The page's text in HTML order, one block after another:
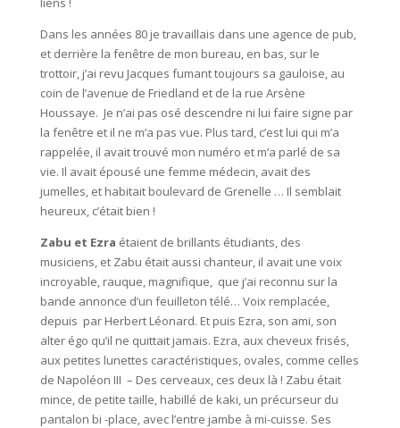
Dans les années 80 je travaillais dans une agence de pub,
et derrière la fenêtre de mon bureau, en bas, sur le
trottoir, j’ai revu Jacques fumant toujours sa gauloise, au
coin de l’avenue de Friedland et de la rue Arsène
Houssaye. Je n’ai pas osé descendre ni lui faire signe par
la fenêtre et il ne m’a pas vue. Plus tard, c’est lui qui m’a
rappelée, il avait trouvé mon numéro et m’a parlé de sa
vie. Il avait épousé une femme médecin, avait des
jumelles, et habitait boulevard de Grenelle … Il semblait
heureux, c’était bien !
Zabu et Ezra étaient de brillants étudiants, des
musiciens, et Zabu était aussi chanteur, il avait une voix
incroyable, rauque, magnifique, que j’ai reconnu sur la
bande annonce d’un feuilleton télé… Voix remplacée,
depuis par Herbert Léonard. Et puis Ezra, son ami, son
alter égo qu’il ne quittait jamais. Ezra, aux cheveux frisés,
aux petites lunettes caractéristiques, ovales, comme celles
de Napoléon III – Des cerveaux, ces deux là ! Zabu était
mince, de petite taille, habillé de kaki, un précurseur du
pantalon bi -place, avec l’entre jambe à mi-cuisse. Ses